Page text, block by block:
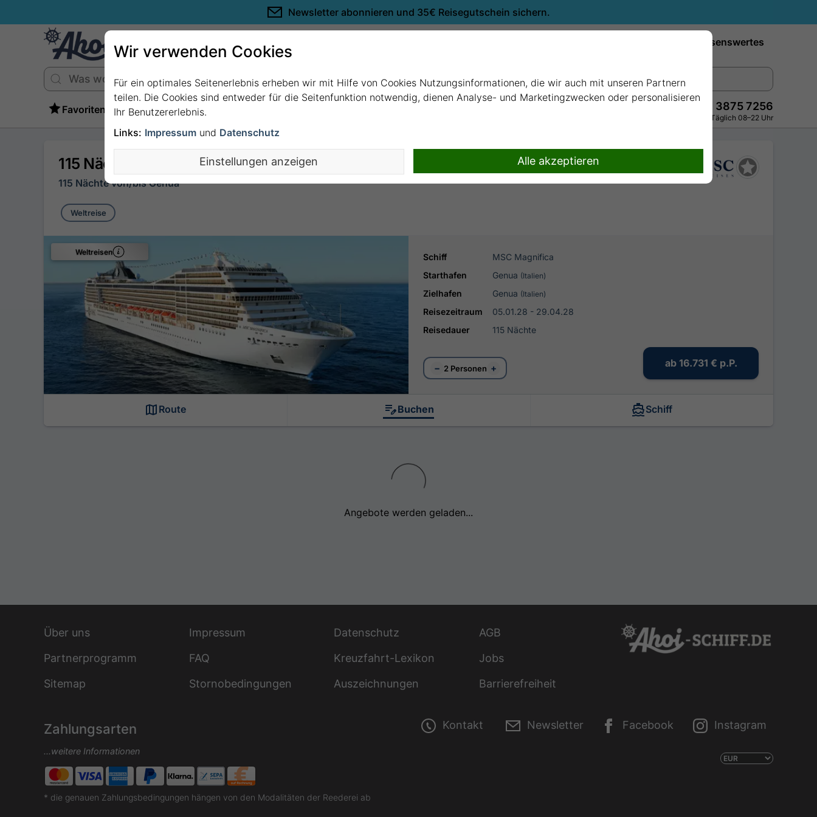
Newsletter abonnieren und 35€ Reisegutschein sichern.
Wissenswertes
Favoriten +49 228 3875 7256
Persönlich · Kostenlos · Täglich 08–22 Uhr
115 Nächte Weltreise ab/bis Genua mit MSC Magnifica
115 Nächte von/bis Genua
Weltreise
Weltreisen Schiff
MSC Magnifica
Starthafen
Genua (Italien)
Zielhafen Genua (Italien)
Reisezeitraum
05.01.28 - 29.04.28
Reisedauer
115 Nächte
− 2 Personen + ab 16.731 € p.P.
Route Buchen Schiff
Angebote werden geladen...
Über uns Impressum Datenschutz
AGB
Partnerprogramm
FAQ Kreuzfahrt-Lexikon
Jobs
Sitemap
Stornobedingungen Auszeichnungen Barrierefreiheit
Zahlungsarten
...weitere Informationen
* die genauen Zahlungsbedingungen hängen von den Modalitäten der Reederei ab
Kontakt Newsletter Facebook Instagram
Wir verwenden Cookies
Für ein optimales Seitenerlebnis erheben wir mit Hilfe von Cookies Nutzungsinformationen, die wir auch mit unseren Partnern
teilen. Die Cookies sind entweder für die Seitenfunktion notwendig, dienen Analyse- und Marketingzwecken oder personalisieren
Ihr Benutzererlebnis.
Links: Impressum und Datenschutz
Einstellungen anzeigen Alle akzeptieren